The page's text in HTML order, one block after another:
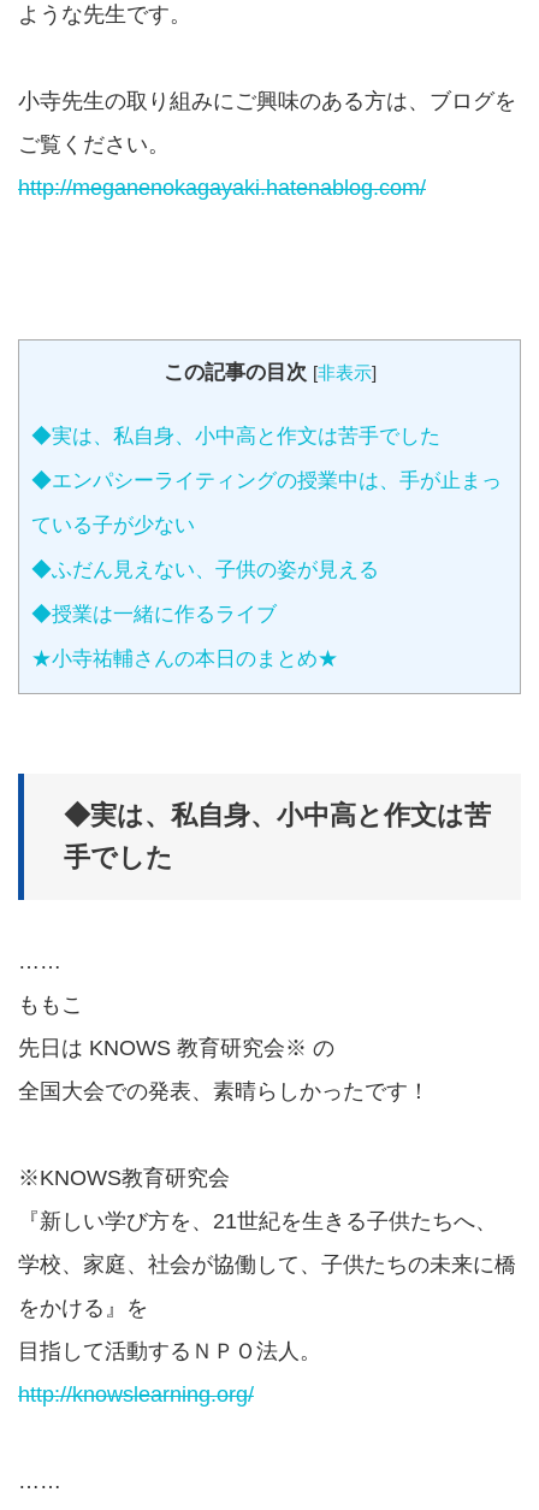
ような先生です。
小寺先生の取り組みにご興味のある方は、ブログを
ご覧ください。
http://meganenokagayaki.hatenablog.com/
この記事の目次 [非表示]
◆実は、私自身、小中高と作文は苦手でした
◆エンパシーライティングの授業中は、手が止まっ
ている子が少ない
◆ふだん見えない、子供の姿が見える
◆授業は一緒に作るライブ
★小寺祐輔さんの本日のまとめ★
◆実は、私自身、小中高と作文は苦
手でした
……
ももこ
先日は KNOWS 教育研究会※ の
全国大会での発表、素晴らしかったです！
※KNOWS教育研究会
『新しい学び方を、21世紀を生きる子供たちへ、
学校、家庭、社会が協働して、子供たちの未来に橋
をかける』を
目指して活動するＮＰＯ法人。
http://knowslearning.org/
……